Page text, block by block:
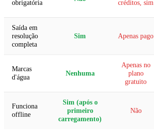
obrigatória
créditos, sim
Saída em
resolução
completa
Sim Apenas pago
Marcas
d'água
Nenhuma
Apenas no
plano
gratuito
Funciona
offline
Sim (após o
primeiro
carregamento)
Não